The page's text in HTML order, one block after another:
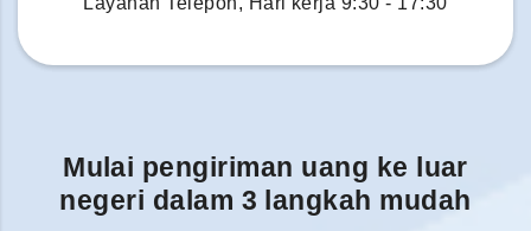
Mulai pengiriman uang ke luar
negeri dalam 3 langkah mudah